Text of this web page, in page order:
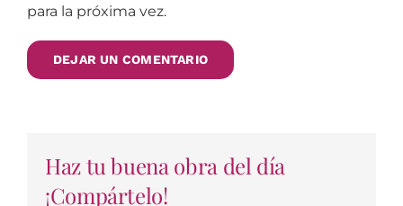
para la próxima vez.
Haz tu buena obra del día
¡Compártelo!